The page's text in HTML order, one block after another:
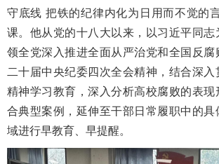
守底线 把铁的纪律内化为日用而不觉的
课。他从党的十八大以来，以习近平同志
领全党深入推进全面从严治党和全国反腐
二十届中央纪委四次全会精神，结合深入
精神学习教育，深入分析高校腐败的表现
合典型案例，延伸至干部日常履职中的具
域进行早教育、早提醒。